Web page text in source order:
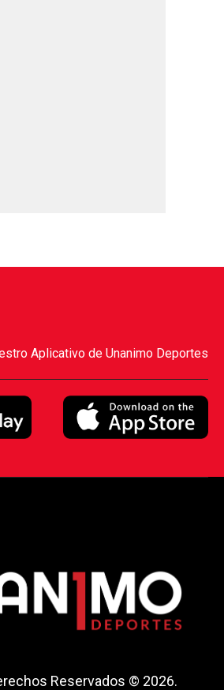
Aplicativo de Unanimo Deportes
Reservados © 2026.